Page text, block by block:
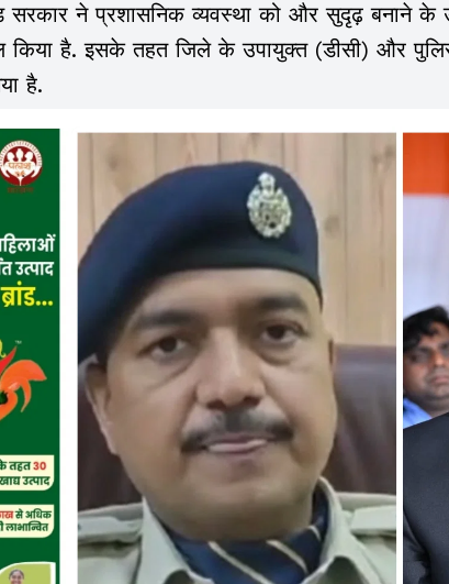
सरकार ने प्रशासनिक व्यवस्था को और सुदृढ़ बनाने के
किया है. इसके तहत जिले के उपायुक्त (डीसी) और
है.